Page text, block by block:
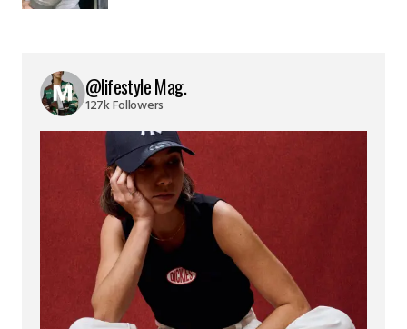
@lifestyle Mag.
127k Followers